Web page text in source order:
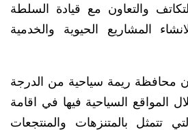
والتعاون مع قيادة السلطة
المشاريع الحيوية والخدمية
محافظة ريمة سياحية من الدرجة
المواقع السياحية فيها في اقامة
تتمثل بالمتنزهات والمنتجعات